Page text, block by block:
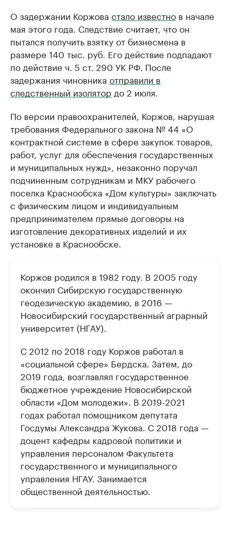
О задержании Коржова стало известно в начале
мая этого года. Следствие считает, что он
пытался получить взятку от бизнесмена в
размере 140 тыс. руб. Его действие подпадают
по действие ч. 5 ст. 290 УК РФ. После
задержания чиновника отправили в
следственный изолятор до 2 июля.
По версии правоохранителей, Коржов, нарушая
требования Федерального закона № 44 «О
контрактной системе в сфере закупок товаров,
работ, услуг для обеспечения государственных
и муниципальных нужд», незаконно поручал
подчиненным сотрудникам и МКУ рабочего
поселка Краснообска «Дом культуры» заключать
с физическим лицом и индивидуальным
предпринимателем прямые договоры на
изготовление декоративных изделий и их
установке в Краснообске.
Коржов родился в 1982 году. В 2005 году
окончил Сибирскую государственную
геодезическую академию, в 2016 —
Новосибирский государственный аграрный
университет (НГАУ).
С 2012 по 2018 году Коржов работал в
«социальной сфере» Бердска. Затем, до
2019 года, возглавлял государственное
бюджетное учреждение Новосибирской
области «Дом молодежи». В 2019-2021
годах работал помощником депутата
Госдумы Александра Жукова. С 2018 года —
доцент кафедры кадровой политики и
управления персоналом Факультета
государственного и муниципального
управления НГАУ. Занимается
общественной деятельностью.